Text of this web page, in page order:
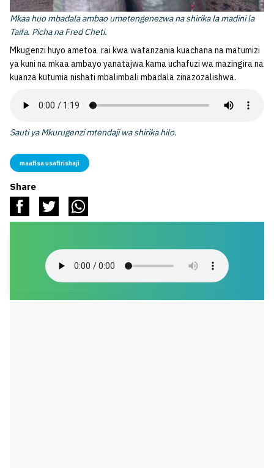
Mkaa huo mbadala ambao umetengenezwa na shirika la madini la
Taifa. Picha na Fred Cheti.
Mkugenzi huyo ametoa rai kwa watanzania kuachana na matumizi
ya kuni na mkaa ambayo yanatajwa kama uchafuzi wa mazingira na
kuanza kutumia nishati mbalimbali mbadala zinazozalishwa.
Sauti ya Mkurugenzi mtendaji wa shirika hilo.
maafisa usafirishaji
Share